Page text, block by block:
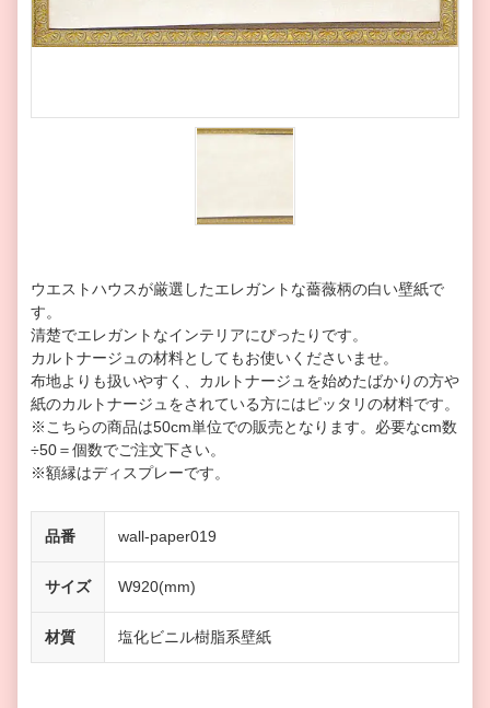
ウエストハウスが厳選したエレガントな薔薇柄の白い壁紙で
す。
清楚でエレガントなインテリアにぴったりです。
カルトナージュの材料としてもお使いくださいませ。
布地よりも扱いやすく、カルトナージュを始めたばかりの方や
紙のカルトナージュをされている方にはピッタリの材料です。
※こちらの商品は50cm単位での販売となります。 必要なcm数
÷50＝個数でご注文下さい。
※額縁はディスプレーです。
品番 wall-paper019
サイズ W920(mm)
材質 塩化ビニル樹脂系壁紙